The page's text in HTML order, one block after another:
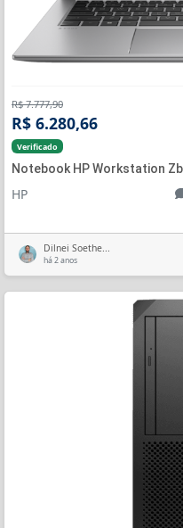
R$ 7.777,90
R$ 6.280,66
Verificado
Notebook HP Workstation
HP
Dilnei Soethe...
há 2 anos